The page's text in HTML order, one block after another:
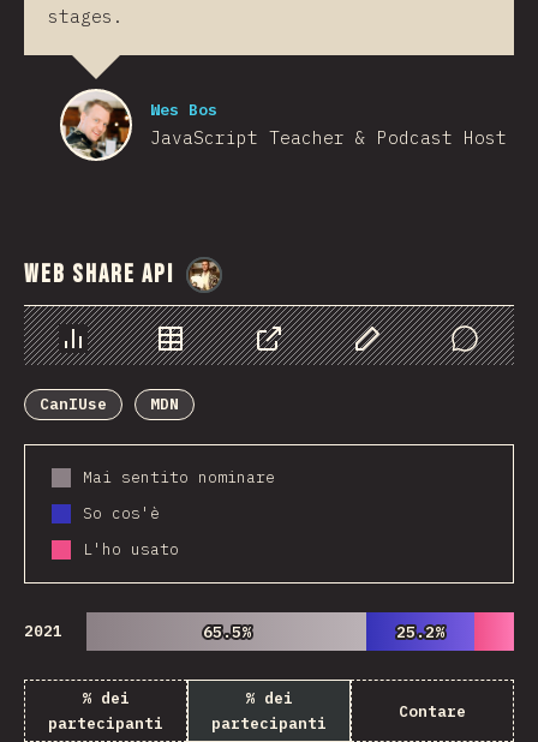
stages.
Wes Bos
JavaScript Teacher & Podcast Host
Web Share API
Grafico Dati CondividerePersonalizza i dati
Comments
CanIUse
MDN
Mai sentito nominare
So cos'è
L'ho usato
2021 65.5%
65.5% 25.2%
25.2%
% dei
partecipanti
% dei
partecipanti
Contare